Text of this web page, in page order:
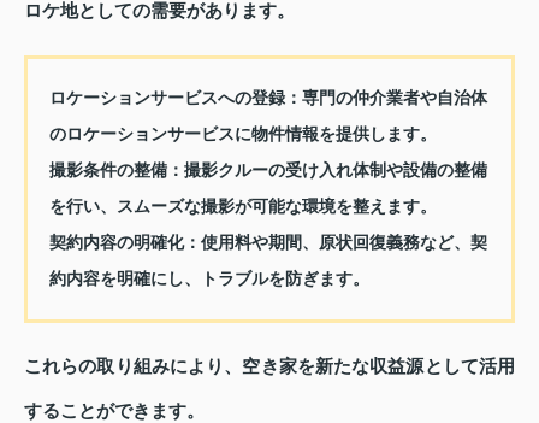
ロケ地としての需要があります。
ロケーションサービスへの登録： 専門の仲介業者や自治体
のロケーションサービスに物件情報を提供します。
撮影条件の整備： 撮影クルーの受け入れ体制や設備の整備
を行い、スムーズな撮影が可能な環境を整えます。
契約内容の明確化： 使用料や期間、原状回復義務など、契
約内容を明確にし、トラブルを防ぎます。
これらの取り組みにより、空き家を新たな収益源として活用
することができます。